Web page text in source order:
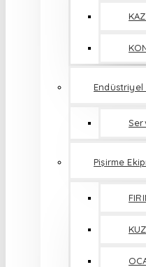
Endüstriyel
Pişirme